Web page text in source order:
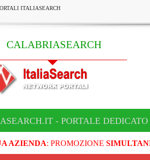
ITALIASEARCH
CALABRIASEARCH
- PORTALE
AZIENDA: PROMOZIONE